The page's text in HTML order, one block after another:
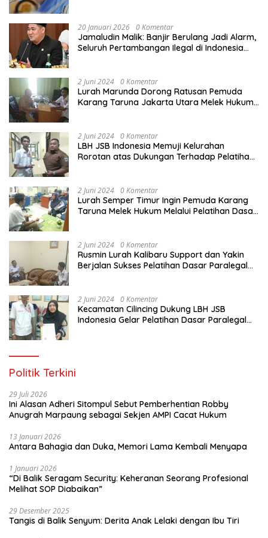
20 Januari 2026 0 Komentar
Jamaludin Malik: Banjir Berulang Jadi Alarm,
Seluruh Pertambangan Ilegal di Indonesia
2 Juni 2024 0 Komentar
Lurah Marunda Dorong Ratusan Pemuda
Karang Taruna Jakarta Utara Melek Hukum
2 Juni 2024 0 Komentar
LBH JSB Indonesia Memuji Kelurahan
Rorotan atas Dukungan Terhadap Pelatihan
2 Juni 2024 0 Komentar
Lurah Semper Timur Ingin Pemuda Karang
Taruna Melek Hukum Melalui Pelatihan Dasar
2 Juni 2024 0 Komentar
Rusmin Lurah Kalibaru Support dan Yakin
Berjalan Sukses Pelatihan Dasar Paralegal
2 Juni 2024 0 Komentar
Kecamatan Cilincing Dukung LBH JSB
Indonesia Gelar Pelatihan Dasar Paralegal
Politik Terkini
29 Juli 2026
Ini Alasan Adheri Sitompul Sebut Pemberhentian Robby
Anugrah Marpaung sebagai Sekjen AMPI Cacat Hukum
13 Januari 2026
Antara Bahagia dan Duka, Memori Lama Kembali Menyapa
1 Januari 2026
“Di Balik Seragam Security: Keheranan Seorang Profesional
Melihat SOP Diabaikan”
29 Desember 2025
Tangis di Balik Senyum: Derita Anak Lelaki dengan Ibu Tiri